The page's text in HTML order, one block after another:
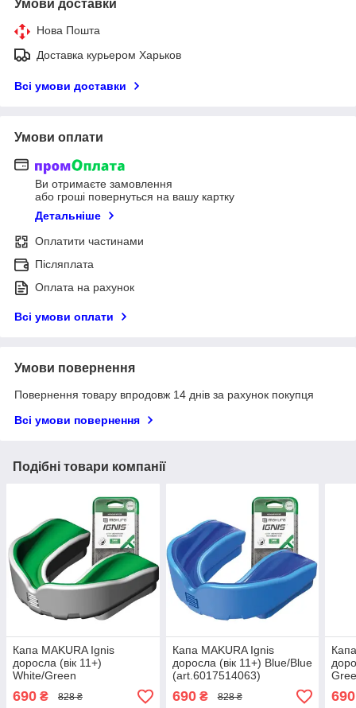
Умови доставки
Нова Пошта
Доставка курьером Харьков
Всі умови доставки
Умови оплати
Ви отримаєте замовлення
або гроші повернуться на вашу картку
Детальніше
Оплатити частинами
Післяплата
Оплата на рахунок
Всі умови оплати
Умови повернення
Повернення товару впродовж 14 днів за рахунок покупця
Всі умови повернення
Подібні товари компанії
Капа MAKURA Ignis
доросла (вік 11+)
White/Green
(art.6017514051)
690 ₴ 828 ₴
Капа MAKURA Ignis
доросла (вік 11+) Blue/Blue
(art.6017514063)
690₴ 828 ₴ 690